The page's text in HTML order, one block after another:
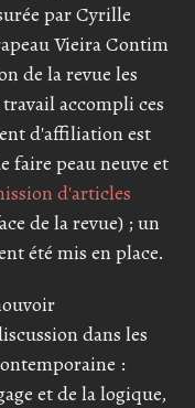
par Cyrille
Vieira Contim
de la revue les
accompli ces
d'affiliation est
faire peau neuve et
d'articles
de la revue) ; un
été mis en place.
dans les
:
et de la logique,